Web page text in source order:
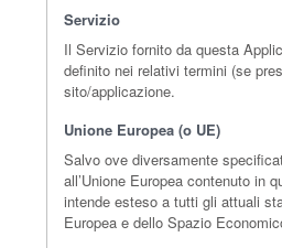
Servizio
Il Servizio fornito da questa
definito nei relativi termini (se
sito/applicazione.
Unione Europea (o UE)
Salvo ove diversamente
all’Unione Europea contenuto in
intende esteso a tutti gli attuali
Europea e dello Spazio